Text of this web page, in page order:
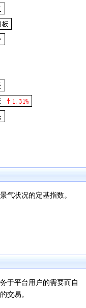
气状况的定基指数。
于平台用户的需要而自
交易。